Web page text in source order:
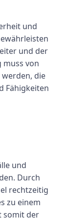
und
und der
muss von
die
Fähigkeiten
und
Durch
rechtzeitig
zu einem
somit der